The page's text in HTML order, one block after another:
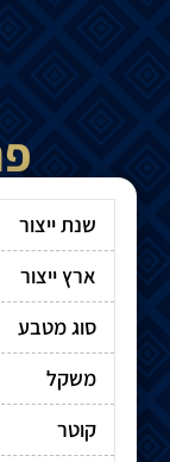
שנת ייצור
ארץ ייצור
סוג מטבע
משקל
קוטר